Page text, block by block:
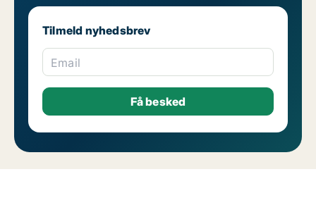
Tilmeld nyhedsbrev
Email